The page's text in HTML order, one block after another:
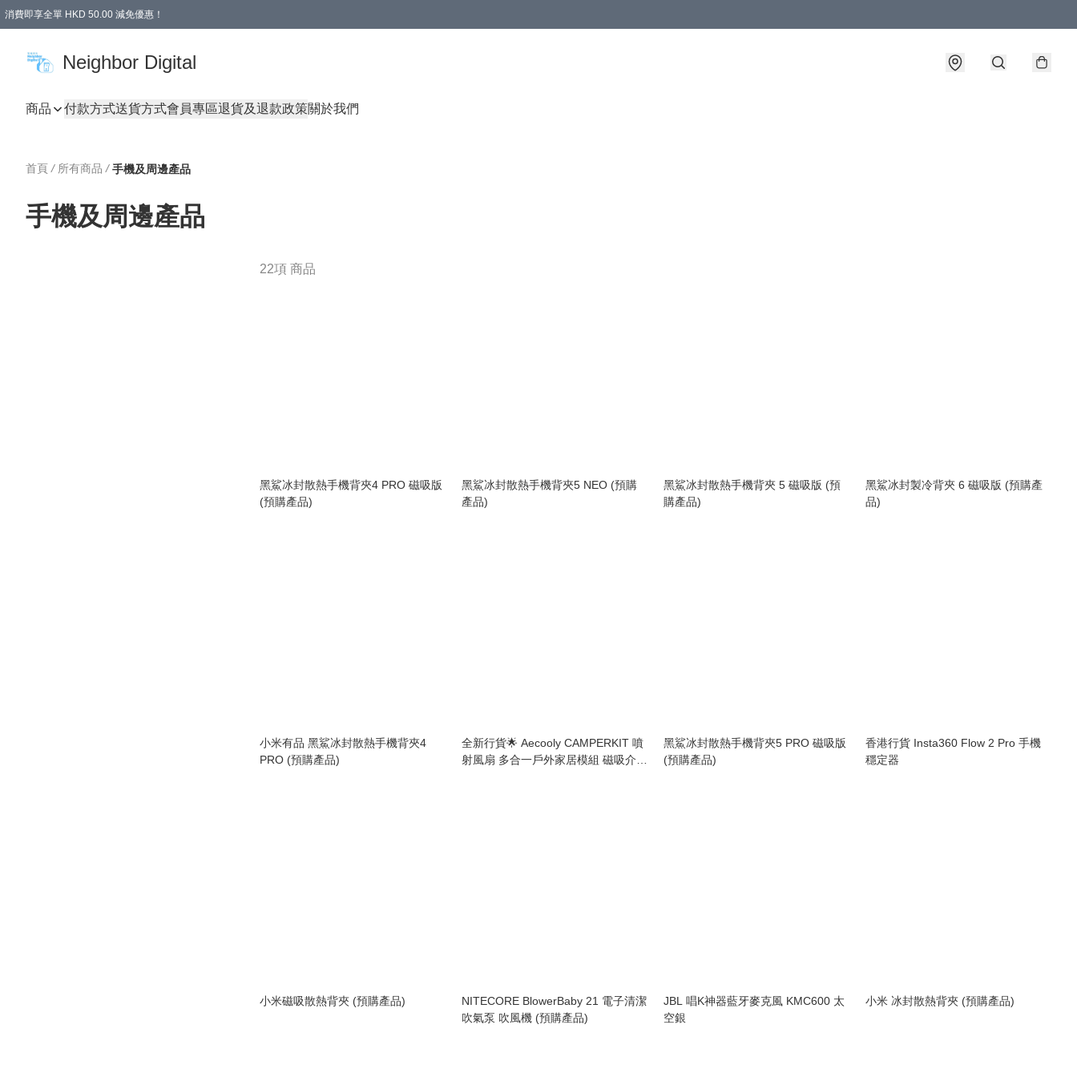
消費即享全單 HKD 50.00 減免優惠！
Neighbor Digital
商品 付款方式送貨方式會員專區退貨及退款政策關於我們
首頁 / 所有商品 / 手機及周邊產品
手機及周邊產品
22項 商品
黑鯊冰封散熱手機背夾4 PRO 磁吸版
(預購產品)
黑鯊冰封散熱手機背夾5 NEO (預購
產品)
黑鯊冰封散熱手機背夾 5 磁吸版 (預
購產品)
黑鯊冰封製冷背夾 6 磁吸版 (預購產
品)
小米有品 黑鯊冰封散熱手機背夾4
PRO (預購產品)
全新行貨🌟 Aecooly CAMPERKIT 噴
射風扇 多合一戶外家居模組 磁吸介面
黑鯊冰封散熱手機背夾5 PRO 磁吸版
(預購產品)
香港行貨 Insta360 Flow 2 Pro 手機
穩定器
小米磁吸散熱背夾 (預購產品)
NITECORE BlowerBaby 21 電子清潔
吹氣泵 吹風機 (預購產品)
JBL 唱K神器藍牙麥克風 KMC600 太
空銀
小米 冰封散熱背夾 (預購產品)